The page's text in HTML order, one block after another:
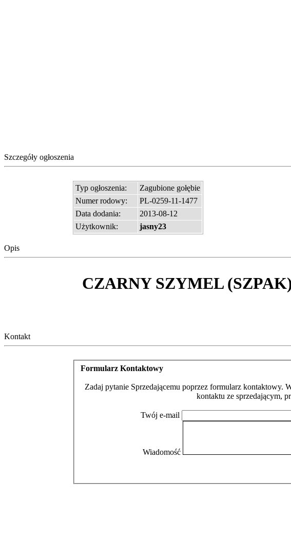
Szczegóły ogłoszenia
Typ ogłoszenia:
Zagubione gołębie
Numer rodowy:
PL-0259-11-1477
Data dodania:
2013-08-12
Użytkownik:
jasny23
Opis
CZARNY SZYMEL
Kontakt
Formularz Kontaktowy
Zadaj pytanie Sprzedającemu poprzez formularz kontaktowy.
kontaktu ze sprzedającym,
Twój e-mail
Wiadomość